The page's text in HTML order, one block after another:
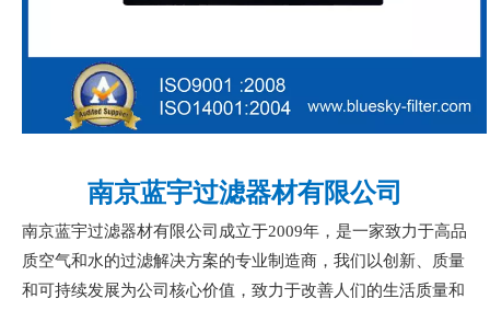
南京蓝宇过滤器材有限公司
南京蓝宇过滤器材有限公司成立于2009年，是一家致力于高品
质空气和水的过滤解决方案的专业制造商，我们以创新、质量
和可持续发展为公司核心价值，致力于改善人们的生活质量和